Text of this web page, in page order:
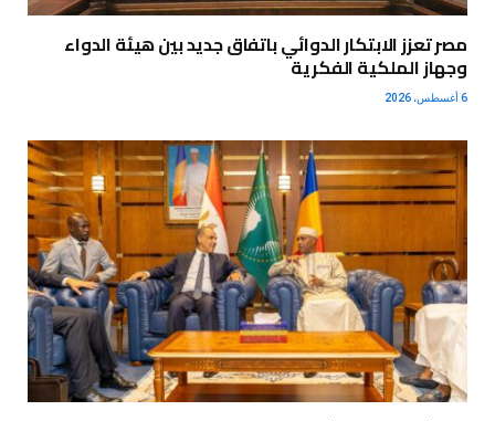
مصر تعزز الابتكار الدوائي باتفاق جديد بين هيئة الدواء
وجهاز الملكية الفكرية
6 أغسطس، 2026